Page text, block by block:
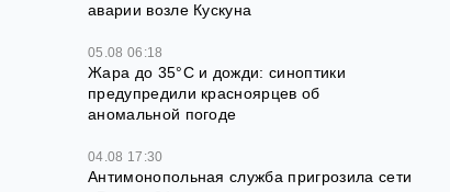
аварии возле Кускуна
05.08 06:18
Жара до 35°C и дожди: синоптики
предупредили красноярцев об
аномальной погоде
04.08 17:30
Антимонопольная служба пригрозила сети